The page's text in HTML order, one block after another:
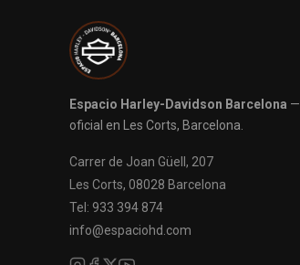
Espacio Harley-Davidson Barcelona
oficial en Les Corts, Barcelona.
Carrer de Joan Güell, 207
Les Corts, 08028 Barcelona
Tel: 933 394 874
info@espaciohd.com